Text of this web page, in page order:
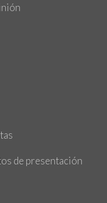
de presentación